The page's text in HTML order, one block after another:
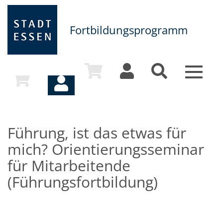
Fortbildungsprogramm
Toggle
Führung, ist das etwas für
mich? Orientierungsseminar
für Mitarbeitende
(Führungsfortbildung)